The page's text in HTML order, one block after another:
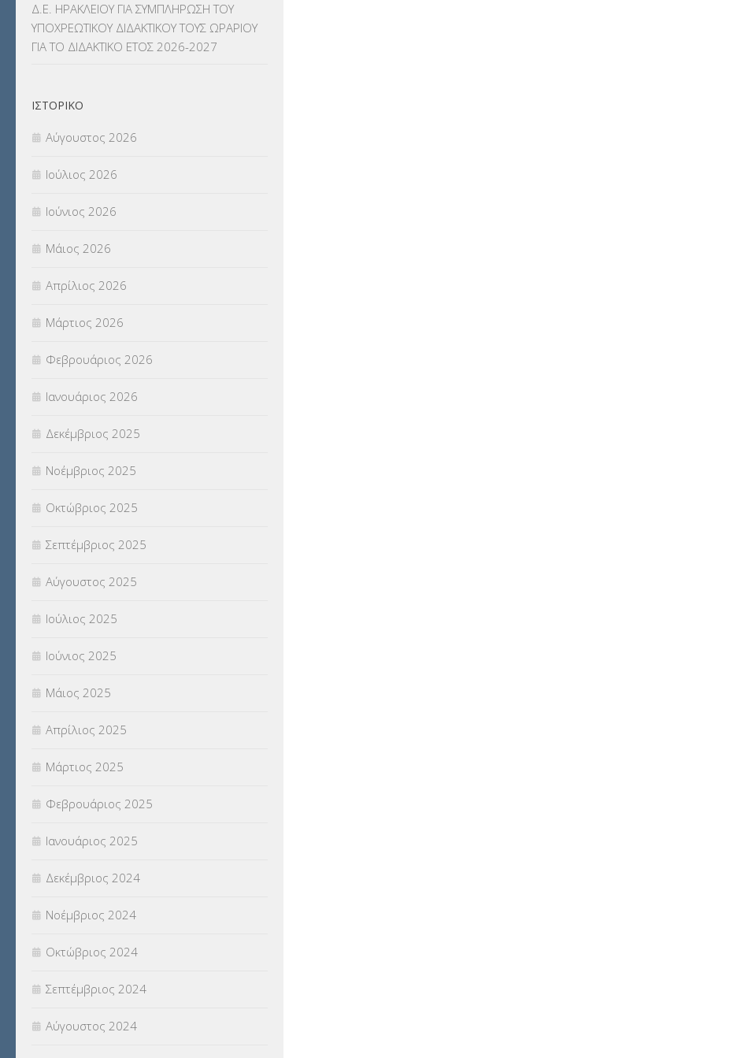
ΝΟΜΟΘΕΣΙΑ(66)
ΟΙΚΟΝΟΜΙΚΑ ΘΕΜΑΤΑ(73)
(18)
ΣΥΝΤΑΞΕΙΣ(12)
ΣΧΟΛΙΚΟΙ ΣΥΜΒΟΥΛΟΙ
ΥΠΕΡΑΡΙΘΜΟΙ(1)
ΥΠΟΤΡΟΦΙΕΣ(28)
ΦΥΣΙΚΗ ΑΓΩΓΗ(692)
Χωρίς κατηγορία(55)
Δ.Ε. ΗΡΑΚΛΕΙΟΥ ΓΙΑ ΣΥΜΠΛΗΡΩΣΗ ΤΟΥ
ΥΠΟΧΡΕΩΤΙΚΟΥ ΔΙΔΑΚΤΙΚΟΥ ΤΟΥΣ ΩΡΑΡΙΟΥ
ΓΙΑ ΤΟ ΔΙΔΑΚΤΙΚΟ ΕΤΟΣ 2026-2027
ΙΣΤΟΡΙΚΌ
Αύγουστος 2026
Ιούλιος 2026
Ιούνιος 2026
Μάιος 2026
Απρίλιος 2026
Μάρτιος 2026
Φεβρουάριος 2026
Ιανουάριος 2026
Δεκέμβριος 2025
Νοέμβριος 2025
Οκτώβριος 2025
Σεπτέμβριος 2025
Αύγουστος 2025
Ιούλιος 2025
Ιούνιος 2025
Μάιος 2025
Απρίλιος 2025
Μάρτιος 2025
Φεβρουάριος 2025
Ιανουάριος 2025
Δεκέμβριος 2024
Νοέμβριος 2024
Οκτώβριος 2024
Σεπτέμβριος 2024
Αύγουστος 2024